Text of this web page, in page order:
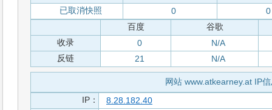
已取消快照
0
0
百度
谷歌
收录
0
N/A
反链
21 N/A
网站 www.atkearney.at IP
IP：
8.28.182.40